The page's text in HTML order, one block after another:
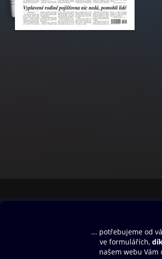
Aplikace a hry
SMS/MMS Info
Blog